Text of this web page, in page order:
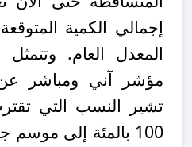
إجمالي الكمية
المعدل العام.
مؤشر آني ومباشر عن
100 بالمئة إلى